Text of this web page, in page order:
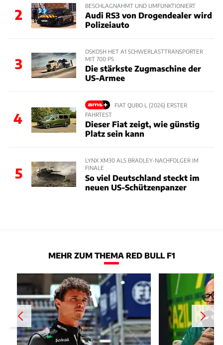
2
BESCHLAGNAHMT UND UMFUNKTIONIERT
Audi RS3 von Drogendealer wird
Polizeiauto
3
OSKOSH HET A1 SCHWERLASTTRANSPORTER
MIT 700 PS
Die stärkste Zugmaschine der
US-Armee
4
FIAT QUBO L (2026) ERSTER
FAHRTEST
Dieser Fiat zeigt, wie günstig
Platz sein kann
5
LYNX XM30 ALS BRADLEY-NACHFOLGER IM
FINALE
So viel Deutschland steckt im
neuen US-Schützenpanzer
MEHR ZUM THEMA RED BULL F1